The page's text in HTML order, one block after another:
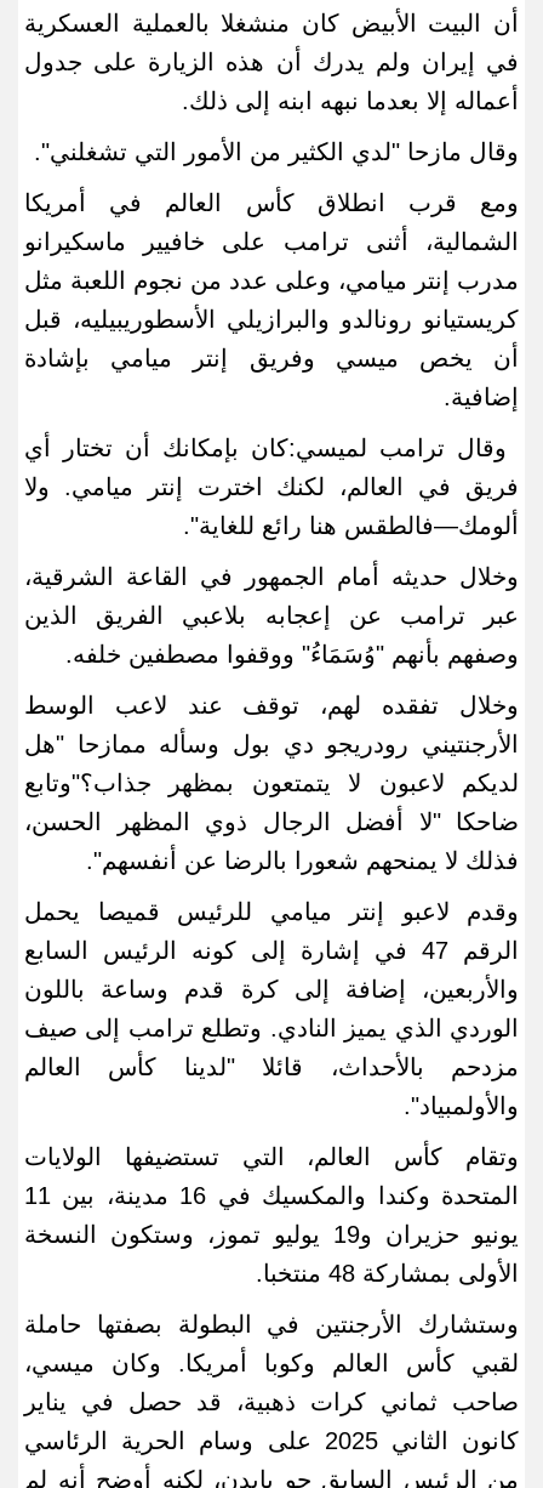
أن البيت الأبيض كان منشغلا بالعملية العسكرية
في إيران ولم يدرك أن هذه الزيارة ​على جدول
أعماله إلا بعدما نبهه ابنه إلى ذلك.
وقال مازحا "لدي الكثير من الأمور التي تشغلني".
ومع قرب انطلاق كأس العالم في أمريكا
الشمالية، أثنى ترامب على خافيير ماسكيرانو
مدرب إنتر ميامي، وعلى عدد من نجوم اللعبة مثل
كريستيانو رونالدو والبرازيلي الأسطوري​بيليه، قبل
أن يخص ميسي وفريق إنتر ميامي بإشادة
إضافية.
وقال ترامب لميسي:كان بإمكانك أن تختار أي
فريق في العالم، لكنك اخترت إنتر ميامي. ولا
ألومك—فالطقس هنا رائع للغاية".
وخلال حديثه ‌أمام الجمهور في القاعة الشرقية،
عبر ترامب عن إعجابه بلاعبي الفريق الذين
وصفهم بأنهم "وُسَمَاءُ" ووقفوا مصطفين خلفه.
وخلال تفقده لهم، توقف عند لاعب الوسط
الأرجنتيني رودريجو دي بول وسأله ممازحا "هل
لديكم لاعبون لا يتمتعون بمظهر جذاب؟"وتابع
ضاحكا "لا أفضل الرجال ذوي المظهر الحسن،
فذلك لا يمنحهم شعورا بالرضا عن أنفسهم".
وقدم لاعبو إنتر ميامي للرئيس قميصا ​يحمل
الرقم 47 في إشارة ​إلى كونه الرئيس السابع
والأربعين، إضافة إلى كرة قدم وساعة باللون
الوردي الذي يميز النادي. وتطلع ترامب إلى صيف
مزدحم بالأحداث، قائلا "لدينا كأس العالم
والأولمبياد".
وتقام كأس العالم، التي تستضيفها الولايات
المتحدة ​وكندا والمكسيك في 16 مدينة، بين 11
يونيو حزيران و19 يوليو تموز، ​وستكون النسخة
الأولى بمشاركة 48 منتخبا
.
وستشارك الأرجنتين في البطولة بصفتها حاملة
لقبي كأس العالم وكوبا أمريكا. وكان ميسي،
صاحب ثماني كرات ذهبية، قد حصل في يناير
كانون الثاني 2025 على وسام الحرية الرئاسي
من الرئيس السابق جو بايدن، لكنه
أوضح أنه ​لم